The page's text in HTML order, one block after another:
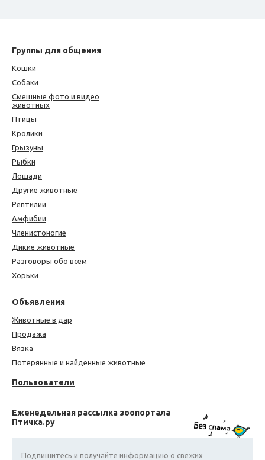
Группы для общения
Кошки
Собаки
Смешные фото и видео
животных
Птицы
Кролики
Грызуны
Рыбки
Лошади
Другие животные
Рептилии
Амфибии
Членистоногие
Дикие животные
Разговоры обо всем
Хорьки
Объявления
Животные в дар
Продажа
Вязка
Потерянные и найденные животные
Пользователи
Еженедельная рассылка зоопортала
Птичка.ру
Подпишитесь и получайте информацию о свежих